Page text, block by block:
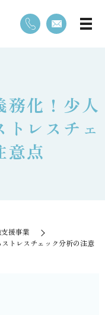
務化！少人
トレスチェ
意点
援事業
トレスチェック分析の注意